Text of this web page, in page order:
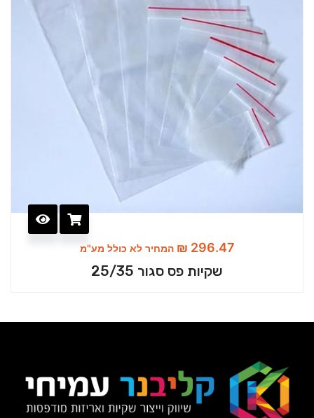
₪ 296.47 המחיר לא כולל מע"מ
שקיות פס סגור 25/35